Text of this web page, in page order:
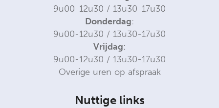
9u00-12u30 / 13u30-17u30
Donderdag:
9u00-12u30 / 13u30-17u30
Vrijdag:
9u00-12u30 / 13u30-17u30
Overige uren op afspraak
Nuttige links